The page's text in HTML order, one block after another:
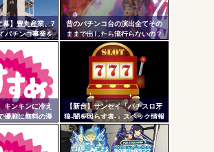
カス(22)なんやが、ワイの人生どれくらい
...
かいうクソアニメの思い出ｗｗｗ
相互RSS
幕】豊丸産業、7
パチンコ事業を
やコマコマ倶
チブレイド…た
をありがとう
昔のパチンコ台の演出全てその
ままで出したら流行らないの？
キンキンに冷え
優雅に無料の漫
ｗｗｗｗ
【新台】サンセイ「パチスロ牙
狼-闇を照らす者-」スペック情報
判明！純増約9.1枚のAT機、疑似
ボ突破型、究極魔戒RUSHは継続
率82.6%のバトルタイプAT